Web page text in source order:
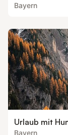
Bayern
Urlaub mit
Bayern